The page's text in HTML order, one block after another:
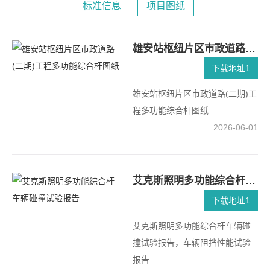
标准信息 项目图纸
雄安站枢纽片区市政道路(二期)工程多功能综合杆图纸
下载地址1
雄安站枢纽片区市政道路(二期)工
程多功能综合杆图纸
2026-06-01
艾克斯照明多功能综合杆车辆碰撞试验报告
下载地址1
艾克斯照明多功能综合杆车辆碰
撞试验报告，车辆阻挡性能试验
报告